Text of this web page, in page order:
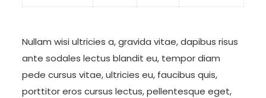
Nullam wisi ultricies a, gravida vitae, dapibus risus
ante sodales lectus blandit eu, tempor diam
pede cursus vitae, ultricies eu, faucibus quis,
porttitor eros cursus lectus, pellentesque eget,